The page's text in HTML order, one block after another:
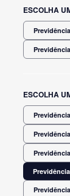
ESCOLHA
ESCOLHA